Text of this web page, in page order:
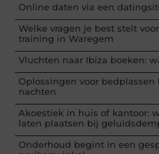
Online daten via een
Welke vragen je best stelt
training in Waregem
Vluchten naar Ibiza boeken:
Oplossingen voor
nachten
Akoestiek in huis of kantoor:
laten plaatsen bij
Onderhoud begint in een